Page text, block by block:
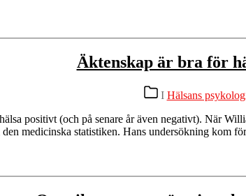
Äktenskap är bra för
Kategorier
I Hälsans
positivt (och på senare år även negativt). När
den medicinska statistiken. Hans undersökning kom